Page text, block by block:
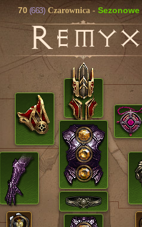
70 (663)Czarownica - Sezonowe
REMYX